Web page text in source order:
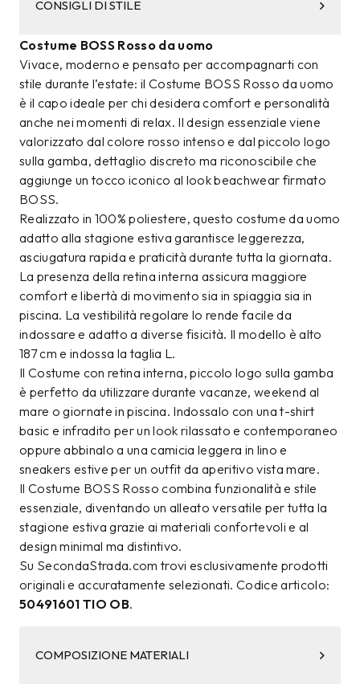
CONSIGLI DI STILE
Costume BOSS Rosso da uomo
Vivace, moderno e pensato per accompagnarti con
stile durante l’estate: il Costume BOSS Rosso da uomo
è il capo ideale per chi desidera comfort e personalità
anche nei momenti di relax. Il design essenziale viene
valorizzato dal colore rosso intenso e dal piccolo logo
sulla gamba, dettaglio discreto ma riconoscibile che
aggiunge un tocco iconico al look beachwear firmato
BOSS.
Realizzato in 100% poliestere, questo costume da uomo
adatto alla stagione estiva garantisce leggerezza,
asciugatura rapida e praticità durante tutta la giornata.
La presenza della retina interna assicura maggiore
comfort e libertà di movimento sia in spiaggia sia in
piscina. La vestibilità regolare lo rende facile da
indossare e adatto a diverse fisicità. Il modello è alto
187 cm e indossa la taglia L.
Il Costume con retina interna, piccolo logo sulla gamba
è perfetto da utilizzare durante vacanze, weekend al
mare o giornate in piscina. Indossalo con una t-shirt
basic e infradito per un look rilassato e contemporaneo
oppure abbinalo a una camicia leggera in lino e
sneakers estive per un outfit da aperitivo vista mare.
Il Costume BOSS Rosso combina funzionalità e stile
essenziale, diventando un alleato versatile per tutta la
stagione estiva grazie ai materiali confortevoli e al
design minimal ma distintivo.
Su SecondaStrada.com trovi esclusivamente prodotti
originali e accuratamente selezionati. Codice articolo:
50491601 TIO OB.
COMPOSIZIONE MATERIALI